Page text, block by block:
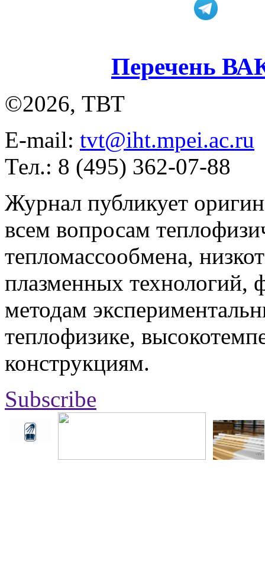
Перечень
©2026, ТВТ
E-mail: tvt@iht.mpei.ac.ru
Тел.: 8 (495) 362-07-88
Журнал публикует
всем вопросам
тепломассообмена,
плазменных технологий,
методам
теплофизике,
конструкциям.
Subscribe